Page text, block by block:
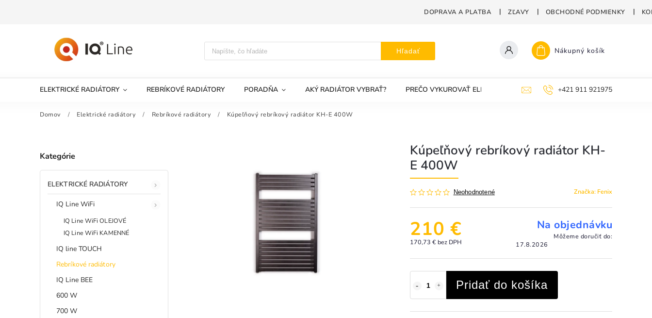
DOPRAVA A PLATBA ZĽAVY OBCHODNÉ PODMIENKY
Hľadať Nákupný košík
ELEKTRICKÉ RADIÁTORY REBRÍKOVÉ RADIÁTORY PORADŇA AKÝ RADIÁTOR VYBRAŤ? PREČO VYKUROVAŤ ELEKTRICKÝMI RADIÁTORMI?+421 911 921975
Domov / Elektrické radiátory / Rebríkové radiátory / Kúpeľňový rebríkový radiátor KH-E 400W
Kategórie
ELEKTRICKÉ RADIÁTORY
IQ Line WiFi
IQ Line WiFi OLEJOVÉ
IQ Line WiFi KAMENNÉ
IQ line TOUCH
Rebríkové radiátory
IQ Line BEE
600 W
700 W
Kúpeľňový rebríkový radiátor KH-
E 400W
Neohodnotené Značka: Fenix
210 €
170,73 € bez DPH
Na objednávku
Môžeme doručiť do:
17.8.2026
Pridať do košíka